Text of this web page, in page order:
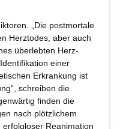
„Die postmortale
Herztodes, aber auch
überlebten Herz-
einer
Erkrankung ist
schreiben die
finden die
nach plötzlichem
Reanimation